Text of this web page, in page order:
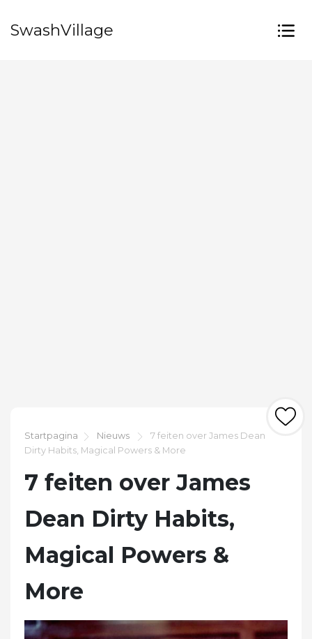
SwashVillage
Startpagina Nieuws
7 feiten over James Dean
Dirty Habits, Magical Powers & More
7 feiten over James
Dean Dirty Habits,
Magical Powers &
More